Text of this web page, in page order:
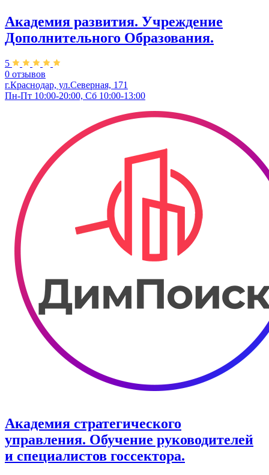
Академия развития. Учреждение
Дополнительного Образования.
5
0 отзывов
г.Краснодар, ул.Северная, 171
Пн-Пт 10:00-20:00, Сб 10:00-13:00
Академия стратегического
управления. Обучение руководителей
и специалистов госсектора.